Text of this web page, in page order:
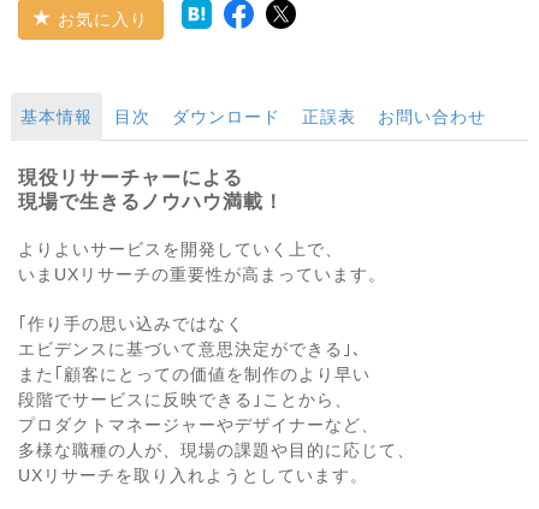
お気に入り
基本情報 目次 ダウンロード 正誤表 お問い合わせ
現役リサーチャーによる
現場で生きるノウハウ満載！
よりよいサービスを開発していく上で、
いまUXリサーチの重要性が高まっています。
｢作り手の思い込みではなく
エビデンスに基づいて意思決定ができる｣、
また｢顧客にとっての価値を制作のより早い
段階でサービスに反映できる｣ことから、
プロダクトマネージャーやデザイナーなど、
多様な職種の人が、現場の課題や目的に応じて、
UXリサーチを取り入れようとしています。